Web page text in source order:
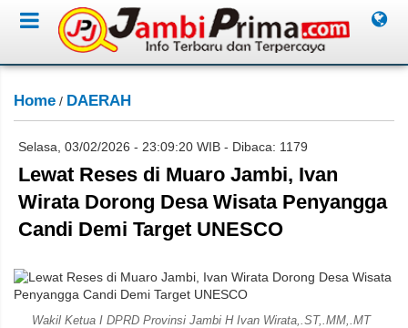
Home / DAERAH
Selasa, 03/02/2026 - 23:09:20 WIB - Dibaca: 1179
Lewat Reses di Muaro Jambi, Ivan
Wirata Dorong Desa Wisata Penyangga
Candi Demi Target UNESCO
Wakil Ketua I DPRD Provinsi Jambi H Ivan Wirata,.ST,.MM,.MT